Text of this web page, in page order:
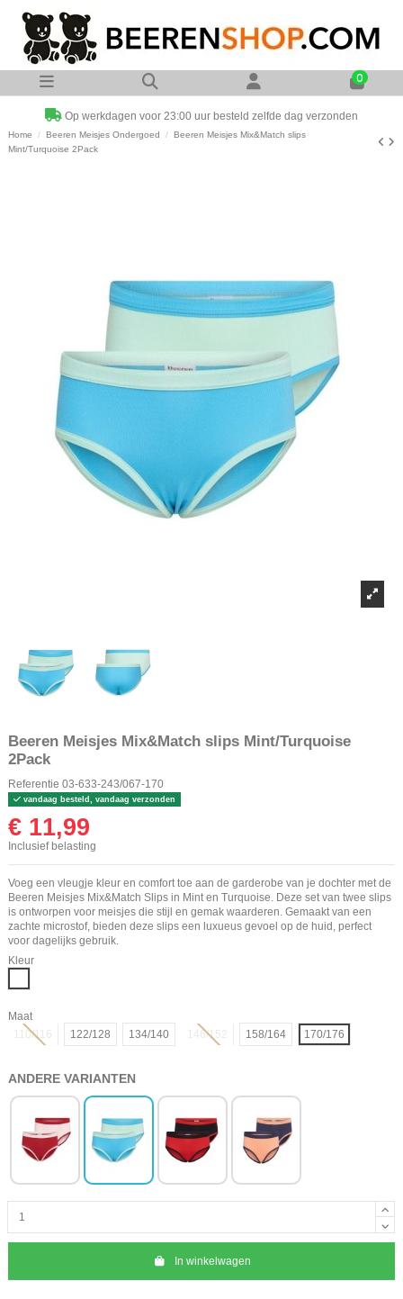
0
Op werkdagen voor 23:00 uur besteld zelfde dag verzonden
Home Beeren Meisjes Ondergoed
Beeren Meisjes Mix&Match slips
Mint/Turquoise 2Pack
Beeren Meisjes Mix&Match slips Mint/Turquoise
2Pack
Referentie 03-633-243/067-170
vandaag besteld, vandaag verzonden
€ 11,99
Inclusief belasting
Voeg een vleugje kleur en comfort toe aan de garderobe van je dochter met de
Beeren Meisjes Mix&Match Slips in Mint en Turquoise. Deze set van twee slips
is ontworpen voor meisjes die stijl en gemak waarderen. Gemaakt van een
zachte microstof, bieden deze slips een luxueus gevoel op de huid, perfect
voor dagelijks gebruik.
Kleur
Maat
110/116
122/128 134/140 146/152 158/164 170/176
ANDERE VARIANTEN
In winkelwagen